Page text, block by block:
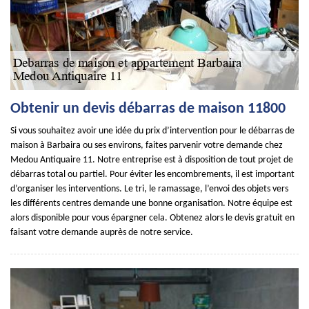
Obtenir un devis débarras de maison 11800
Si vous souhaitez avoir une idée du prix d’intervention pour le débarras de
maison à Barbaira ou ses environs, faites parvenir votre demande chez
Medou Antiquaire 11. Notre entreprise est à disposition de tout projet de
débarras total ou partiel. Pour éviter les encombrements, il est important
d’organiser les interventions. Le tri, le ramassage, l’envoi des objets vers
les différents centres demande une bonne organisation. Notre équipe est
alors disponible pour vous épargner cela. Obtenez alors le devis gratuit en
faisant votre demande auprès de notre service.